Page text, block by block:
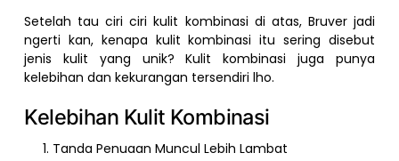
Setelah tau ciri ciri kulit kombinasi di atas, Bruver jadi
ngerti kan, kenapa kulit kombinasi itu sering disebut
jenis kulit yang unik? Kulit kombinasi juga punya
kelebihan dan kekurangan tersendiri lho.
Kelebihan Kulit Kombinasi
Tanda Penuaan Muncul Lebih Lambat